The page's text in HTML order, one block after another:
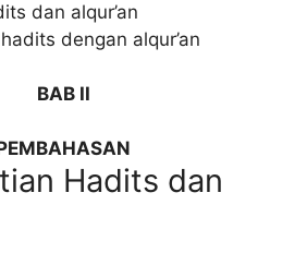
dan alqur’an
dengan alqur’an
BAB II
Hadits dan